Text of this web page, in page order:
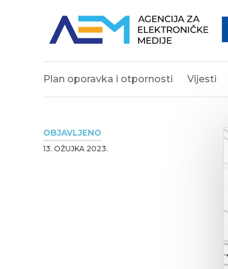
Plan oporavka i otpornosti Vijesti
OBJAVLJENO
13. OŽUJKA 2023.